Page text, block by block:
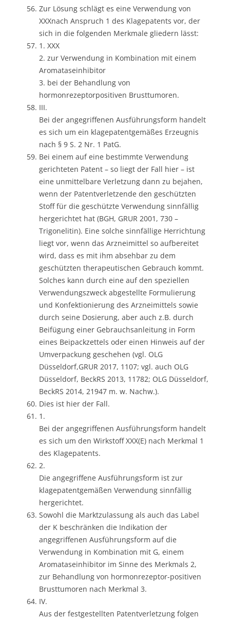
Zur Lösung schlägt es eine Verwendung von
XXXnach Anspruch 1 des Klagepatents vor, der
sich in die folgenden Merkmale gliedern lässt:
1. XXX
2. zur Verwendung in Kombination mit einem
Aromataseinhibitor
3. bei der Behandlung von
hormonrezeptorpositiven Brusttumoren.
III.
Bei der angegriffenen Ausführungsform handelt
es sich um ein klagepatentgemäßes Erzeugnis
nach § 9 S. 2 Nr. 1 PatG.
Bei einem auf eine bestimmte Verwendung
gerichteten Patent – so liegt der Fall hier – ist
eine unmittelbare Verletzung dann zu bejahen,
wenn der Patentverletzende den geschützten
Stoff für die geschützte Verwendung sinnfällig
hergerichtet hat (BGH, GRUR 2001, 730 –
Trigonelitin). Eine solche sinnfällige Herrichtung
liegt vor, wenn das Arzneimittel so aufbereitet
wird, dass es mit ihm absehbar zu dem
geschützten therapeutischen Gebrauch kommt.
Solches kann durch eine auf den speziellen
Verwendungszweck abgestellte Formulierung
und Konfektionierung des Arzneimittels sowie
durch seine Dosierung, aber auch z.B. durch
Beifügung einer Gebrauchsanleitung in Form
eines Beipackzettels oder einen Hinweis auf der
Umverpackung geschehen (vgl. OLG
Düsseldorf,GRUR 2017, 1107; vgl. auch OLG
Düsseldorf, BeckRS 2013, 11782; OLG Düsseldorf,
BeckRS 2014, 21947 m. w. Nachw.).
Dies ist hier der Fall.
1.
Bei der angegriffenen Ausführungsform handelt
es sich um den Wirkstoff XXX(E) nach Merkmal 1
des Klagepatents.
2.
Die angegriffene Ausführungsform ist zur
klagepatentgemäßen Verwendung sinnfällig
hergerichtet.
Sowohl die Marktzulassung als auch das Label
der K beschränken die Indikation der
angegriffenen Ausführungsform auf die
Verwendung in Kombination mit G, einem
Aromataseinhibitor im Sinne des Merkmals 2,
zur Behandlung von hormonrezeptor-positiven
Brusttumoren nach Merkmal 3.
IV.
Aus der festgestellten Patentverletzung folgen